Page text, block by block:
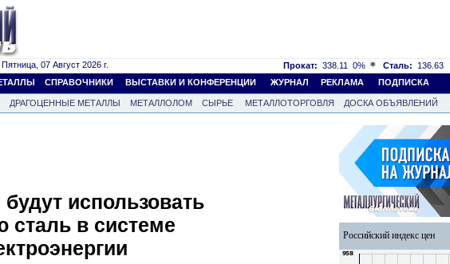
07 Август 2026 г. Прокат: 338.11 0% Сталь: 136.63
СПРАВОЧНИКИ ВЫСТАВКИ И КОНФЕРЕНЦИИ ЖУРНАЛ РЕКЛАМА ПОДПИСКА
ДРАГОЦЕННЫЕ МЕТАЛЛЫ МЕТАЛЛОЛОМ СЫРЬЕ МЕТАЛЛОТОРГОВЛЯ
ДОСКА ОБЪЯВЛЕНИЙ
использовать
сталь в системе
Российский индекс цен